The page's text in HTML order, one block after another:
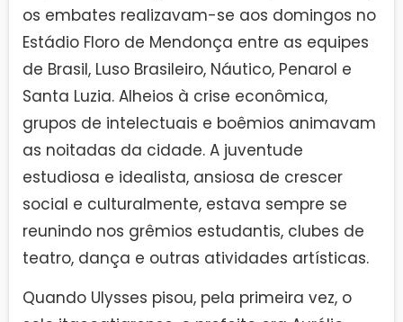
os embates realizavam-se aos domingos no
Estádio Floro de Mendonça entre as equipes
de Brasil, Luso Brasileiro, Náutico, Penarol e
Santa Luzia. Alheios à crise econômica,
grupos de intelectuais e boêmios animavam
as noitadas da cidade. A juventude
estudiosa e idealista, ansiosa de crescer
social e culturalmente, estava sempre se
reunindo nos grêmios estudantis, clubes de
teatro, dança e outras atividades artísticas.
Quando Ulysses pisou, pela primeira vez, o